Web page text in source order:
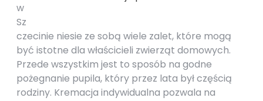
w
Sz
czecinie niesie ze sobą wiele zalet, które mogą
być istotne dla właścicieli zwierząt domowych.
Przede wszystkim jest to sposób na godne
pożegnanie pupila, który przez lata był częścią
rodziny. Kremacja indywidualna pozwala na